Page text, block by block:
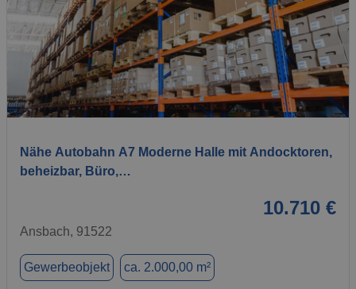
1 / 2
Nähe Autobahn A7 Moderne Halle mit Andocktoren,
beheizbar, Büro,…
10.710 €
Ansbach, 91522
Gewerbeobjekt ca. 2.000,00 m²